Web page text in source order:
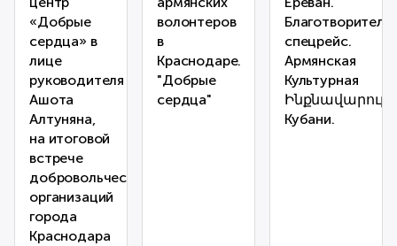
«Добрые
сердца» в
лице
руководителя
Ашота
Алтуняна,
на итоговой
встрече
добровольческих
организаций
города
Краснодара
волонтеров
в
Краснодаре.
"Добрые
сердца"
спецрейс.
Армянская
Культурная
Кубани.